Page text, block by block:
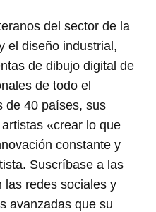
del sector de la
el diseño industrial,
de dibujo digital de
de todo el
de 40 países, sus
«crear lo que
constante y
Suscríbase a las
las redes sociales y
avanzadas que su